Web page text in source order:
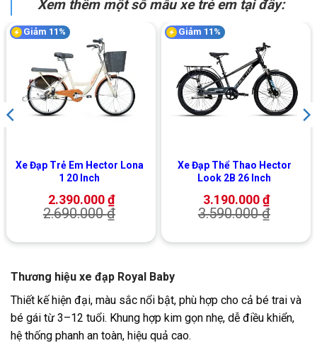
Xem thêm một số mẫu xe trẻ em tại đây:
Giảm 11%
Xe Đạp Trẻ Em Hector Lona
1 20 Inch
2.390.000₫
2.690.000₫
Giảm 11%
Xe Đạp Thể Thao Hector
Look 2B 26 Inch
3.190.000₫
3.590.000₫
Thương hiệu xe đạp Royal Baby
Thiết kế hiện đại, màu sắc nổi bật, phù hợp cho cả bé trai và
bé gái từ 3–12 tuổi. Khung hợp kim gọn nhẹ, dễ điều khiển,
hệ thống phanh an toàn, hiệu quả cao.